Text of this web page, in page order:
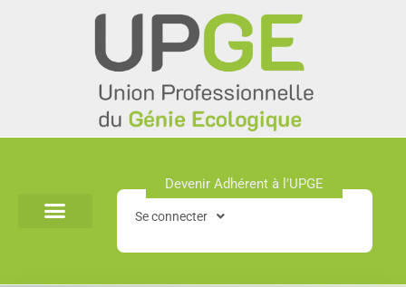
Devenir Adhérent à l'UPGE​
Se connecter